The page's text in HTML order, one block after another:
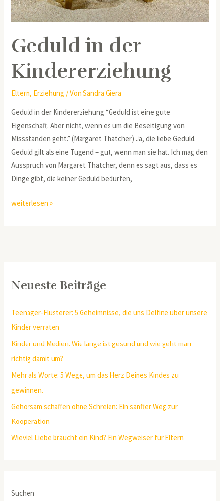
Geduld in der
Kindererziehung
Eltern, Erziehung / VonSandra Giera
Geduld in der Kindererziehung “Geduld ist eine gute
Eigenschaft. Aber nicht, wenn es um die Beseitigung von
Missständen geht.” (Margaret Thatcher) Ja, die liebe Geduld.
Geduld gilt als eine Tugend – gut, wenn man sie hat. Ich mag den
Ausspruch von Margaret Thatcher, denn es sagt aus, dass es
Dinge gibt, die keiner Geduld bedürfen,
weiterlesen »
Neueste Beiträge
Teenager-Flüsterer: 5 Geheimnisse, die uns Delfine über unsere
Kinder verraten
Kinder und Medien: Wie lange ist gesund und wie geht man
richtig damit um?
Mehr als Worte: 5 Wege, um das Herz Deines Kindes zu
gewinnen.
Gehorsam schaffen ohne Schreien: Ein sanfter Weg zur
Kooperation
Wieviel Liebe braucht ein Kind? Ein Wegweiser für Eltern
Suchen